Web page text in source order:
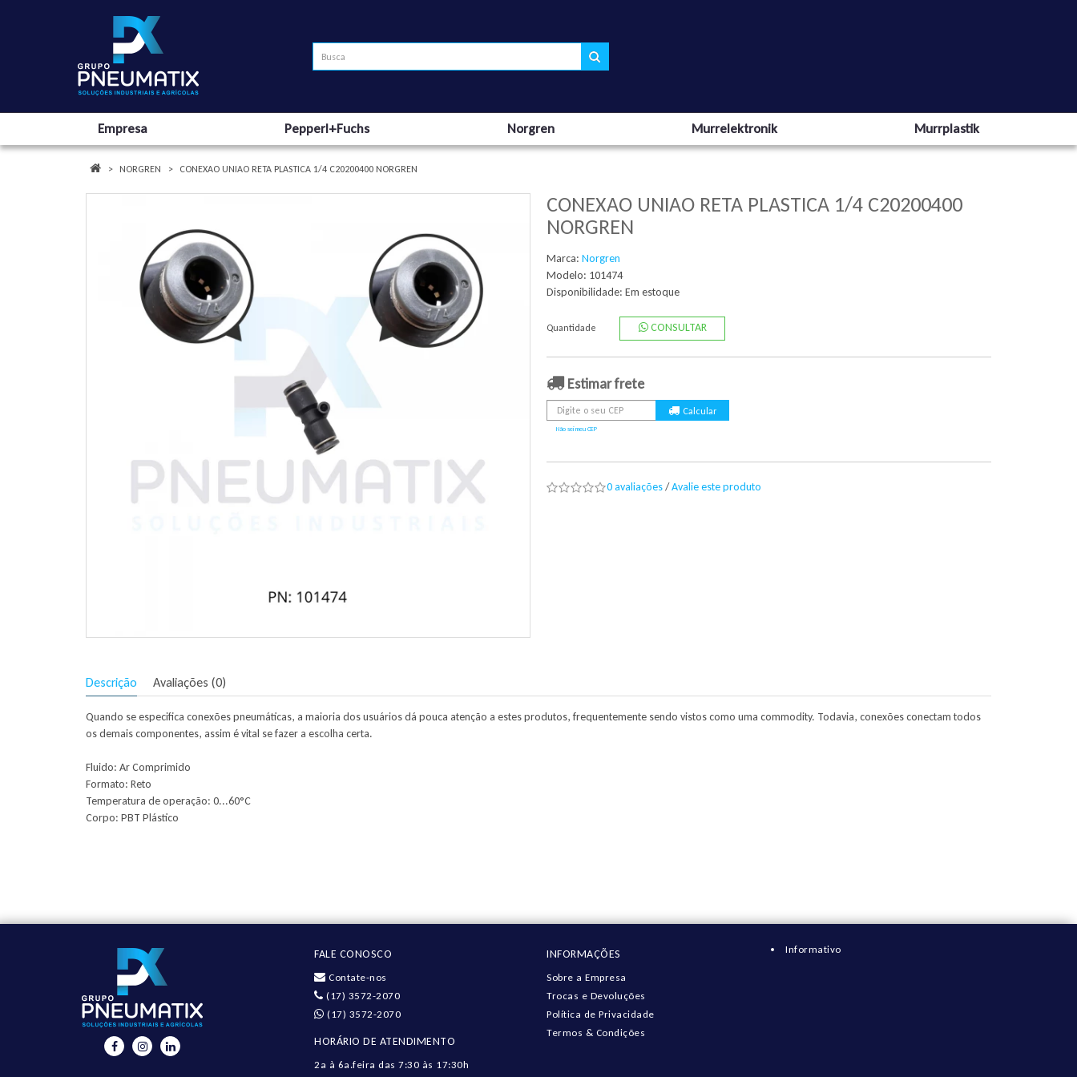
Empresa Pepperl+Fuchs Norgren Murrelektronik Murrplastik
NORGREN CONEXAO UNIAO RETA PLASTICA 1/4 C20200400 NORGREN
CONEXAO UNIAO RETA PLASTICA 1/4 C20200400
NORGREN
Marca: Norgren
Modelo: 101474
Disponibilidade: Em estoque
Quantidade CONSULTAR
Estimar frete
Não sei meu CEP
0 avaliações/Avalie este produto
Descrição Avaliações (0)
Quando se especifica conexões pneumáticas, a maioria dos usuários dá pouca atenção a estes produtos, frequentemente sendo vistos como uma commodity. Todavia, conexões conectam todos
os demais componentes, assim é vital se fazer a escolha certa.
Fluido: Ar Comprimido
Formato: Reto
Temperatura de operação: 0...60°C
Corpo: PBT Plástico
FALE CONOSCO
Contate-nos
(17) 3572-2070
(17) 3572-2070
HORÁRIO DE ATENDIMENTO
2a à 6a.feira das 7:30 às 17:30h
INFORMAÇÕES
Sobre a Empresa
Trocas e Devoluções
Política de Privacidade
Termos & Condições
Informativo